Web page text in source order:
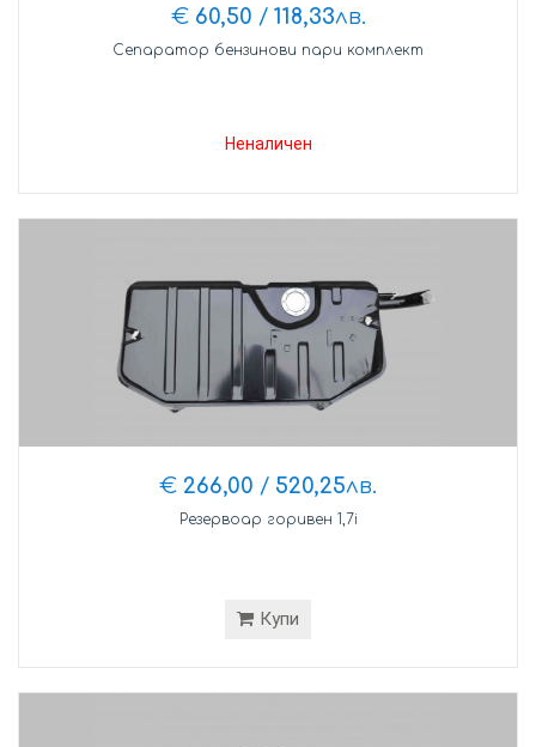
€ 60,50 / 118,33лв.
Сепаратор бензинови пари комплект
Неналичен
€ 266,00 / 520,25лв.
Резервоар горивен 1,7i
Купи